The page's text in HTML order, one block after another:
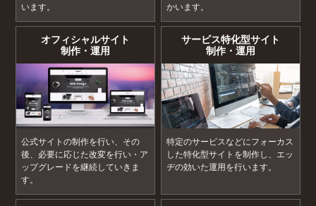
います。
かいます。
オフィシャルサイト
制作・運用
公式サイトの制作を行い、その
後、必要に応じた改変を行い・ア
ップグレードを継続していきま
す。
サービス特化型サイト
制作・運用
特定のサービスなどにフォーカス
した特化型サイトを制作し、エッ
ヂの効いた運用を行います。